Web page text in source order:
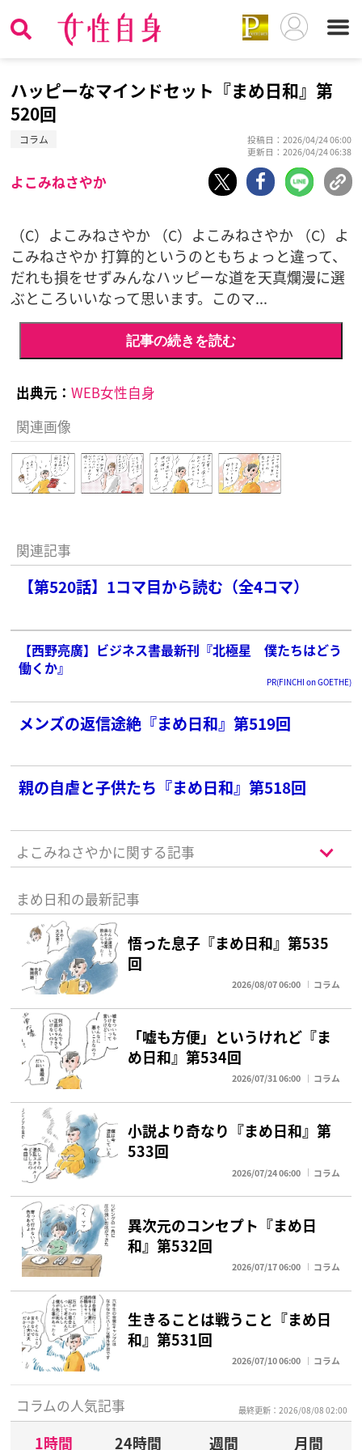
ハッピーなマインドセット『まめ日和』第
520回
コラム
投稿日：2026/04/24 06:00
更新日：2026/04/24 06:38
よこみねさやか
（C）よこみねさやか （C）よこみねさやか （C）よ
こみねさやか 打算的というのともちょっと違って、
だれも損をせずみんなハッピーな道を天真爛漫に選
ぶところいいなって思います。このマ...
記事の続きを読む
出典元： WEB女性自身
関連画像
関連記事
【第520話】1コマ目から読む（全4コマ）
【西野亮廣】ビジネス書最新刊『北極星 僕たちはどう
働くか』
PR(FINCHI on GOETHE)
メンズの返信途絶『まめ日和』第519回
親の自虐と子供たち『まめ日和』第518回
よこみねさやかに関する記事
まめ日和の最新記事
悟った息子『まめ日和』第535
回
2026/08/07 06:00 コラム
「嘘も方便」というけれど『ま
め日和』第534回
2026/07/31 06:00 コラム
小説より奇なり『まめ日和』第
533回
2026/07/24 06:00 コラム
異次元のコンセプト『まめ日
和』第532回
2026/07/17 06:00 コラム
生きることは戦うこと『まめ日
和』第531回
2026/07/10 06:00 コラム
コラムの人気記事 最終更新：2026/08/08 02:00
1時間 24時間 週間 月間